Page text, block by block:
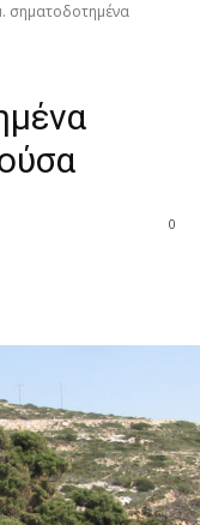
σηματοδοτημένα
0